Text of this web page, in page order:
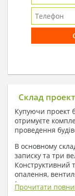
Склад
Купуючи проект
отримуєте
проведення
В основному
записку та три
Конструктивний
опалення,
( купується за
Прочитати